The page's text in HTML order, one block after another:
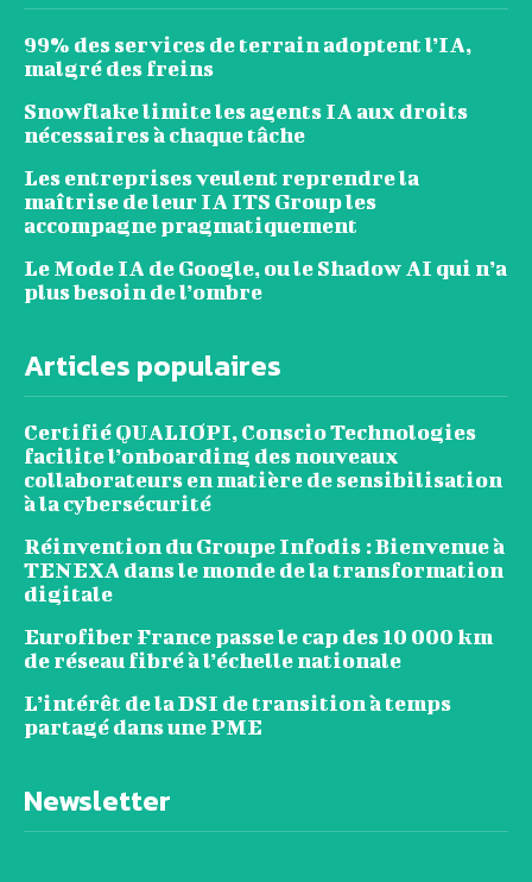
99% des services de terrain adoptent l’IA,
malgré des freins
Snowflake limite les agents IA aux droits
nécessaires à chaque tâche
Les entreprises veulent reprendre la
maîtrise de leur IA ITS Group les
accompagne pragmatiquement
Le Mode IA de Google, ou le Shadow AI qui n’a
plus besoin de l’ombre
Articles populaires
Certifié QUALIOPI, Conscio Technologies
facilite l’onboarding des nouveaux
collaborateurs en matière de sensibilisation
à la cybersécurité
Réinvention du Groupe Infodis : Bienvenue à
TENEXA dans le monde de la transformation
digitale
Eurofiber France passe le cap des 10 000 km
de réseau fibré à l’échelle nationale
L’intérêt de la DSI de transition à temps
partagé dans une PME
Newsletter